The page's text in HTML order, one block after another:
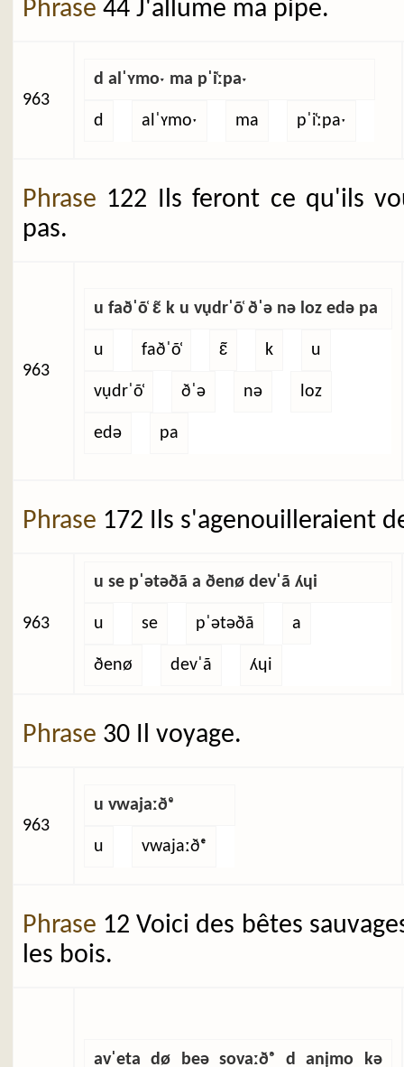
Phrase 44 J'allume ma pipe.
963
d alˈʏmoˑ ma pˈi̜ːpaˑ
d alˈʏmoˑ ma pˈi̜ːpaˑ
Phrase 122 Ils feront ce qu'ils
pas.
963
u faðˈõ̜ ɛ̃ k u vụdrˈõ̜ ðˈə nə loz edə pa
u faðˈõ̜ ɛ̃ k u
vụdrˈõ̜ ðˈə nə loz
edə pa
Phrase 172 Ils s'agenouilleraient
963
u se pˈətəðã a ðenø devˈã ʎɥi
u se pˈətəðã a
ðenø devˈã ʎɥi
Phrase 30 Il voyage.
963
u vwajaːðᵉ
u vwajaːðᵉ
Phrase 12 Voici des bêtes
les bois.
avˈeta dø beə sovaːðᵊ d anịmo kə